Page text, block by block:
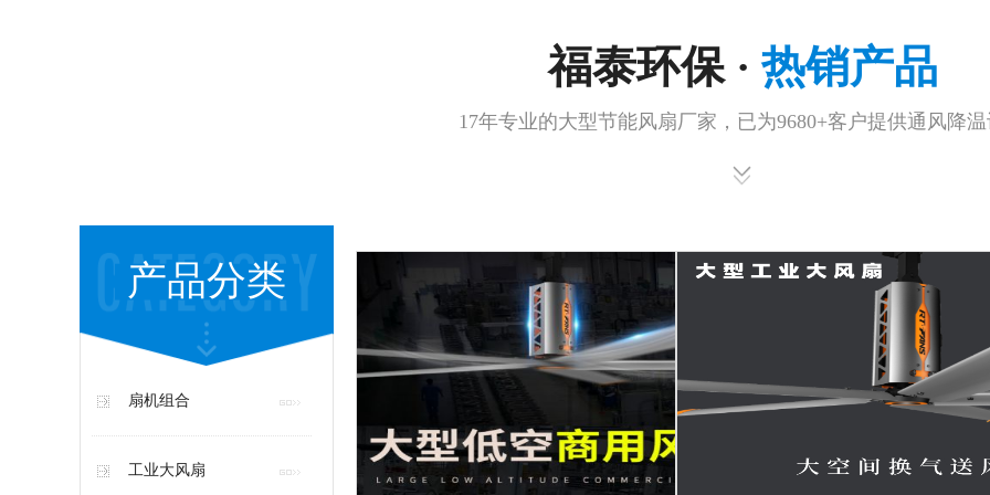
福泰环保 · 热销产品
17年专业的大型节能风扇厂家，已为9680+客户提供通风降
产品分类
扇机组合
工业大风扇